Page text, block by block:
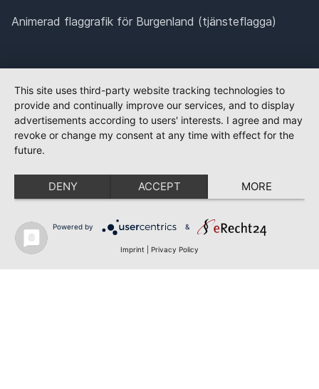
Animerad flaggrafik för Burgenland (tjänsteflagga)
This site uses third-party website tracking technologies to
provide and continually improve our services, and to display
advertisements according to users' interests. I agree and may
revoke or change my consent at any time with effect for the
future.
DENY ACCEPT MORE
Powered by &
Imprint Privacy Policy